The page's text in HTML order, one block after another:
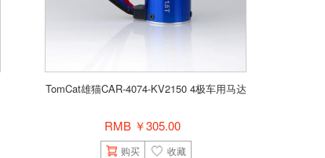
TomCat雄猫CAR-4074-KV2150 4极车用马达
RMB ￥305.00
购买 收藏